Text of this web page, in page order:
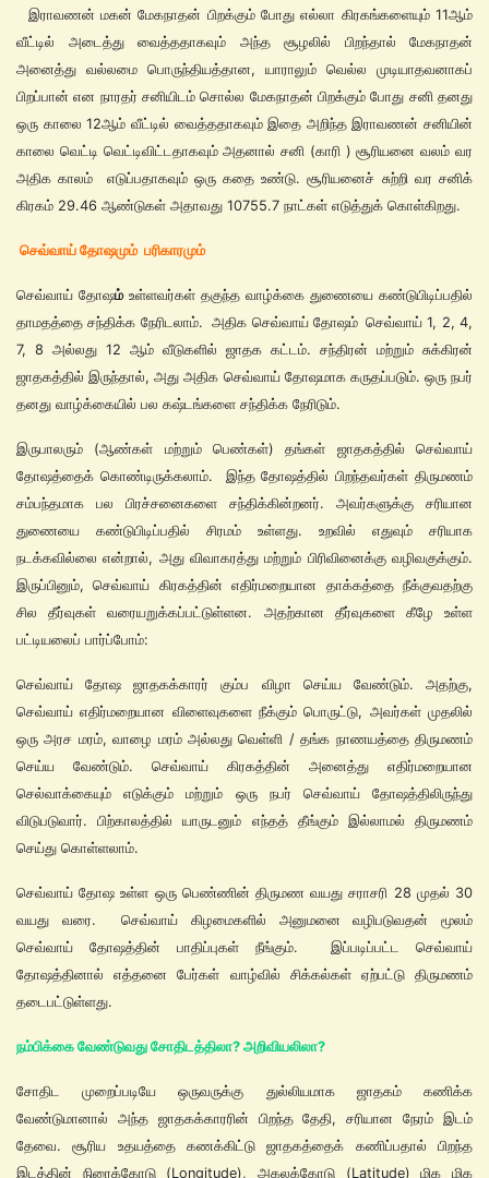
இராவணன் மகன் மேகநாதன் பிறக்கும் போது எல்லா கிரகங்களையும் 11ஆம்
வீட்டில் அடைத்து வைத்ததாகவும் அந்த சூழலில் பிறந்தால் மேகநாதன்
அனைத்து வல்லமை பொருந்தியத்தான, யாராலும் வெல்ல முடியாதவனாகப்
பிறப்பான் என நாரதர் சனியிடம் சொல்ல மேகநாதன் பிறக்கும் போது சனி தனது
ஒரு காலை 12ஆம் வீட்டில் வைத்ததாகவும் இதை அறிந்த இராவணன் சனியின்
காலை வெட்டி வெட்டிவிட்டதாகவும் அதனால் சனி (காரி ) சூரியனை வலம் வர
அதிக காலம் எடுப்பதாகவும் ஒரு கதை உண்டு. சூரியனைச் சுற்றி வர சனிக்
கிரகம் 29.46 ஆண்டுகள் அதாவது 10755.7 நாட்கள் எடுத்துக் கொள்கிறது.
செவ்வாய் தோஷமும் பரிகாரமும்
செவ்வாய் தோஷம்உள்ளவர்கள் தகுந்த வாழ்க்கை துணையை கண்டுபிடிப்பதில்
தாமதத்தை சந்திக்க நேரிடலாம். அதிக செவ்வாய் தோஷம் செவ்வாய் 1, 2, 4,
7, 8 அல்லது 12 ஆம் வீடுகளில் ஜாதக கட்டம். சந்திரன் மற்றும் சுக்கிரன்
ஜாதகத்தில் இருந்தால், அது அதிக செவ்வாய் தோஷமாக கருதப்படும். ஒரு நபர்
தனது வாழ்க்கையில் பல கஷ்டங்களை சந்திக்க நேரிடும்.
இருபாலரும் (ஆண்கள் மற்றும் பெண்கள்) தங்கள் ஜாதகத்தில் செவ்வாய்
தோஷத்தைக் கொண்டிருக்கலாம். இந்த தோஷத்தில் பிறந்தவர்கள் திருமணம்
சம்பந்தமாக பல பிரச்சனைகளை சந்திக்கின்றனர். அவர்களுக்கு சரியான
துணையை கண்டுபிடிப்பதில் சிரமம் உள்ளது. உறவில் எதுவும் சரியாக
நடக்கவில்லை என்றால், அது விவாகரத்து மற்றும் பிரிவினைக்கு வழிவகுக்கும்.
இருப்பினும், செவ்வாய் கிரகத்தின் எதிர்மறையான தாக்கத்தை நீக்குவதற்கு
சில தீர்வுகள் வரையறுக்கப்பட்டுள்ளன. அதற்கான தீர்வுகளை கீழே உள்ள
பட்டியலைப் பார்ப்போம்:
செவ்வாய் தோஷ ஜாதகக்காரர் கும்ப விழா செய்ய வேண்டும். அதற்கு,
செவ்வாய் எதிர்மறையான விளைவுகளை நீக்கும் பொருட்டு, அவர்கள் முதலில்
ஒரு அரச மரம், வாழை மரம் அல்லது வெள்ளி / தங்க நாணயத்தை திருமணம்
செய்ய வேண்டும். செவ்வாய் கிரகத்தின் அனைத்து எதிர்மறையான
செல்வாக்கையும் எடுக்கும் மற்றும் ஒரு நபர் செவ்வாய் தோஷத்திலிருந்து
விடுபடுவார். பிற்காலத்தில் யாருடனும் எந்தத் தீங்கும் இல்லாமல் திருமணம்
செய்து கொள்ளலாம்.
செவ்வாய் தோஷ உள்ள ஒரு பெண்ணின் திருமண வயது சராசரி 28 முதல் 30
வயது வரை. செவ்வாய் கிழமைகளில் அனுமனை வழிபடுவதன் மூலம்
செவ்வாய் தோஷத்தின் பாதிப்புகள் நீங்கும். இப்படிப்பட்ட செவ்வாய்
தோஷத்தினால் எத்தனை பேர்கள் வாழ்வில் சிக்கல்கள் ஏற்பட்டு திருமணம்
தடைபட்டுள்ளது.
நம்பிக்கை வேண்டுவது சோதிடத்திலா? அறிவியலிலா?
சோதிட முறைப்படியே ஒருவருக்கு துல்லியமாக ஜாதகம் கணிக்க
வேண்டுமானால் அந்த ஜாதகக்காரரின் பிறந்த தேதி, சரியான நேரம் இடம்
தேவை. சூரிய உதயத்தை கணக்கிட்டு ஜாதகத்தைக் கணிப்பதால் பிறந்த
இடத்தின் நிரைக்கோடு (Longitude), அகலக்கோடு (Latitude) மிக மிக